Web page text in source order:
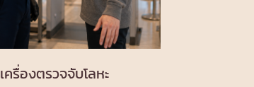
เครื่องตรวจจับโลหะ